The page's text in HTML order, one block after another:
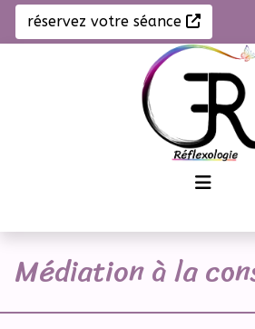
réservez votre séance
Médiation à la